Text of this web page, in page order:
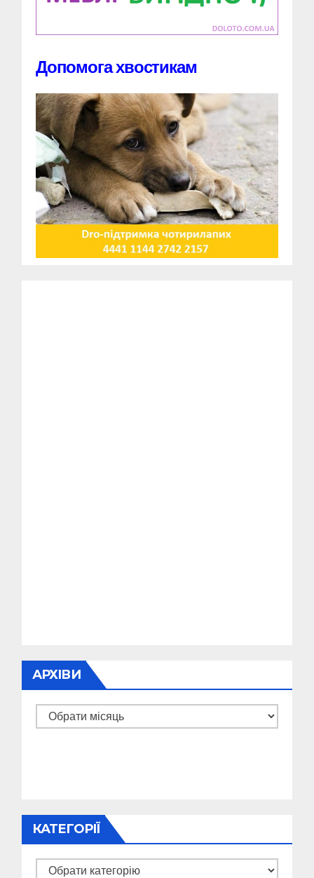
Допомога хвостикам
АРХІВИ
Архіви
КАТЕГОРІЇ
Категорії